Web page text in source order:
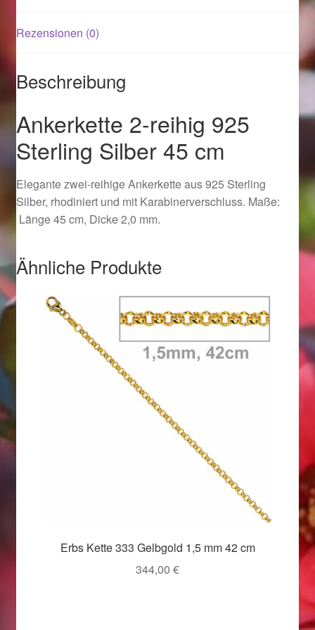
Magisches und Festliches zu Halloween 2021
Magisches und Festliches zu Halloween 2022
Logout
Ostergeschenke finden für Ostern 2015
Ostergeschenke finden für Ostern 2016
Ostergeschenke finden für Ostern 2017
Ostergeschenke finden für Ostern 2018
Ostergeschenke finden für Ostern 2019
Ostergeschenke finden für Ostern 2020
Ostergeschenke finden für Ostern 2021
Ostergeschenke finden für Ostern 2022
Startseite
Rezensionen (0)
Beschreibung
Ankerkette 2-reihig 925
Sterling Silber 45 cm
Elegante zwei-reihige Ankerkette aus 925 Sterling
Silber, rhodiniert und mit Karabinerverschluss. Maße:
Länge 45 cm, Dicke 2,0 mm.
Ähnliche Produkte
Erbs Kette 333 Gelbgold 1,5 mm 42 cm
344,00 €